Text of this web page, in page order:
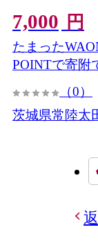
茨城県 吟醸 常陸
酒 純米】
7,000 円
たまった
POINTで寄附
（0）
茨城県常陸太